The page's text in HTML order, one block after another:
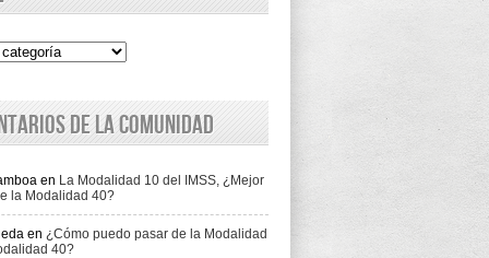
de la comunidad
en La Modalidad 10 del IMSS, ¿Mejor
la Modalidad 40?
en ¿Cómo puedo pasar de la Modalidad
40?